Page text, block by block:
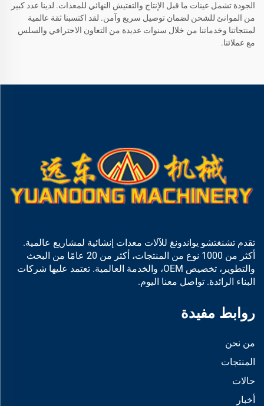
الجودة تشمل عينات ما قبل الإنتاج والتفتيش النهائي للمعدات. لدينا عدد كبير
من الموانئ للشحن لضمان توصيل سريع وآمن. لقد اكتسبنا ثقة عالمية
لمنتجاتنا وخدماتنا من خلال سنوات عديدة من التعاون الاحترافي والسلس
مع عملائنا.
تقدم تشنغتشو يواندونغ للآلات معدات إنشائية لمشاريع عالمية.
أكثر من 1000 نوع من المنتجات، أكثر من 20 عامًا من البحث
والتطوير، تخصيص OEM، والخدمة العالمية. تعتمد عليها شركات
البناء الرائدة. تواصل معنا اليوم.
روابط مفيدة
من نحن
المنتجات
حالات
أخبار